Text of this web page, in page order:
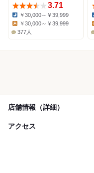
3.71
￥30,000～￥39,999
￥30,000～￥39,999
377人
店舗情報（詳細）
アクセス